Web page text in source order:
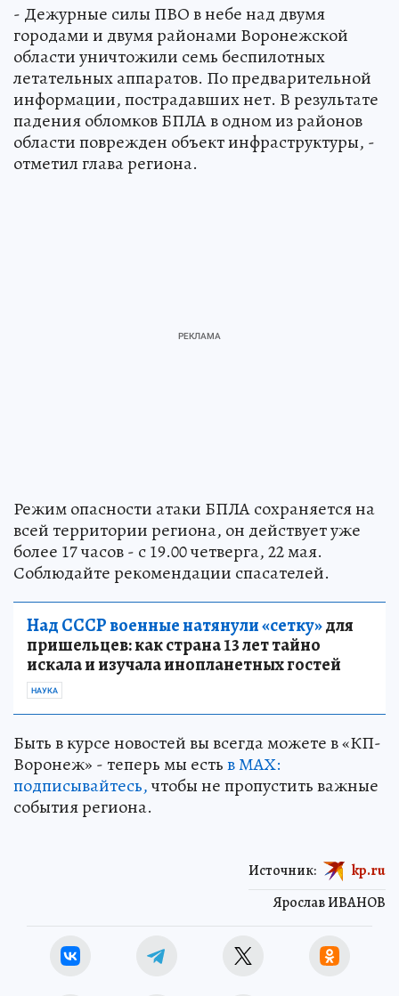
- Дежурные силы ПВО в небе над двумя
городами и двумя районами Воронежской
области уничтожили семь беспилотных
летательных аппаратов. По предварительной
информации, пострадавших нет. В результате
падения обломков БПЛА в одном из районов
области поврежден объект инфраструктуры, -
отметил глава региона.
Режим опасности атаки БПЛА сохраняется на
всей территории региона, он действует уже
более 17 часов - с 19.00 четверга, 22 мая.
Соблюдайте рекомендации спасателей.
Над СССР военные натянули «сетку»для
пришельцев: как страна 13 лет тайно
искала и изучала инопланетных гостей
НАУКА
Быть в курсе новостей вы всегда можете в «КП-
Воронеж» - теперь мы естьв МАХ:
подписывайтесь,чтобы не пропустить важные
события региона.
Ярослав ИВАНОВ
Источник: kp.ru